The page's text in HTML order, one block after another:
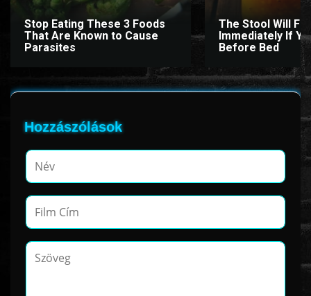
Stop Eating These 3 Foods
That Are Known to Cause
Parasites
The Stool Will Fly
Immediately If
Before Bed
Hozzászólások